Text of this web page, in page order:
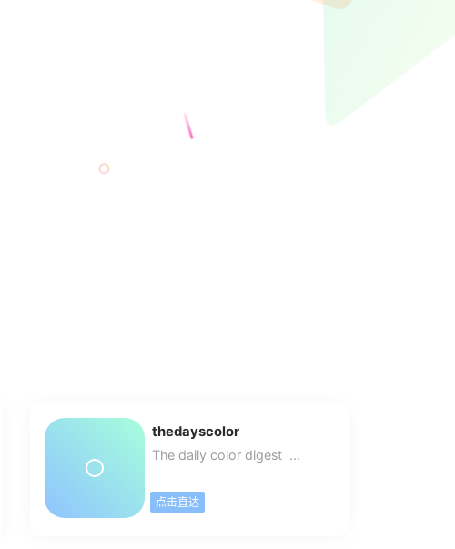
thedayscolor
The daily color digest ...
点击直达